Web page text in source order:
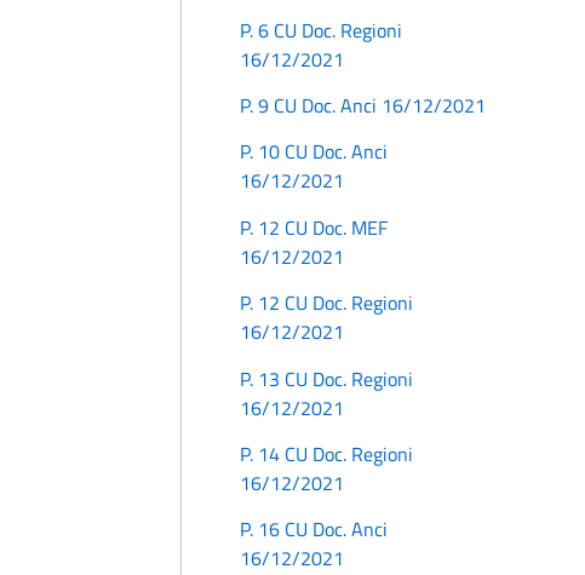
P. 6 CU Doc. Regioni
16/12/2021
P. 9 CU Doc. Anci 16/12/2021
P. 10 CU Doc. Anci
16/12/2021
P. 12 CU Doc. MEF
16/12/2021
P. 12 CU Doc. Regioni
16/12/2021
P. 13 CU Doc. Regioni
16/12/2021
P. 14 CU Doc. Regioni
16/12/2021
P. 16 CU Doc. Anci
16/12/2021